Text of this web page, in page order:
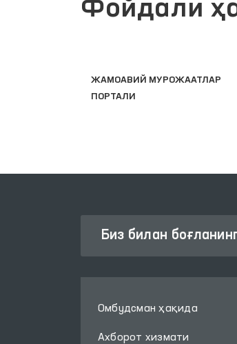
Фойдали
ЖАМОАВИЙ МУРОЖААТЛАР
ПОРТАЛИ
Биз билан
Омбудсман ҳақида
Ахборот хизмати